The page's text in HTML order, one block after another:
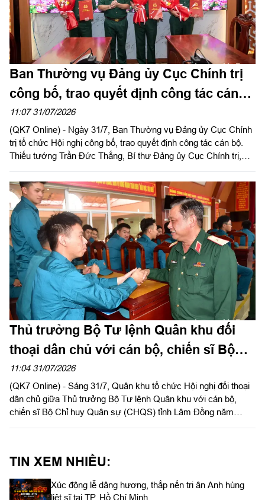
Ban Thường vụ Đảng ủy Cục Chính trị
công bố, trao quyết định công tác cán
bộ
11:07 31/07/2026
(QK7 Online) - Ngày 31/7, Ban Thường vụ Đảng ủy Cục Chính
trị tổ chức Hội nghị công bố, trao quyết định công tác cán bộ.
Thiếu tướng Trần Đức Thắng, Bí thư Đảng ủy Cục Chính trị,
cán bộ.
Thủ trưởng Bộ Tư lệnh Quân khu đối
thoại dân chủ với cán bộ, chiến sĩ Bộ
CHQS tỉnh Lâm Đồng
11:04 31/07/2026
(QK7 Online) - Sáng 31/7, Quân khu tổ chức Hội nghị đối thoại
dân chủ giữa Thủ trưởng Bộ Tư lệnh Quân khu với cán bộ,
chiến sĩ Bộ Chỉ huy Quân sự (CHQS) tỉnh Lâm Đồng năm
TIN XEM NHIỀU:
Xúc động lễ dâng hương, thắp nến tri ân Anh hùng
liệt sĩ tại TP. Hồ Chí Minh